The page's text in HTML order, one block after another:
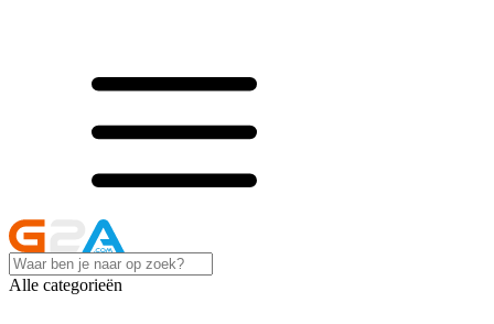
Alle categorieën